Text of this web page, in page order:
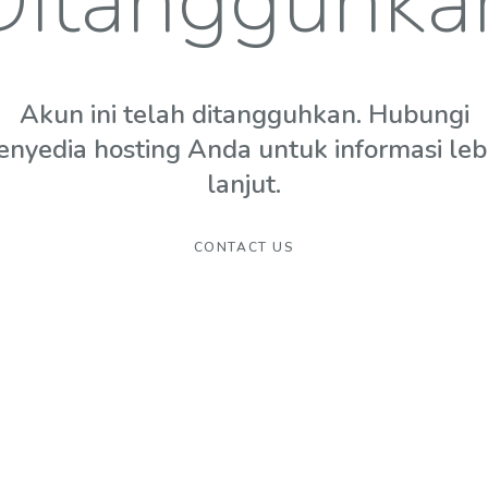
Akun ini telah ditangguhkan. Hubungi
hosting Anda untuk informasi
lanjut.
CONTACT US